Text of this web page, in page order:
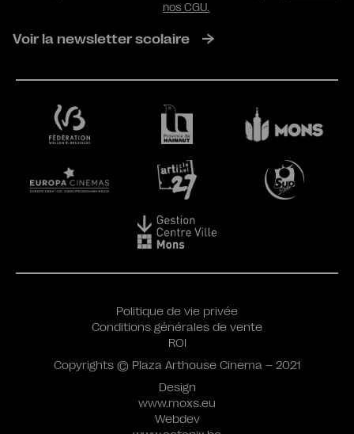
nos CGU.
Voir la newsletter scolaire
Design
www.moxs.eu
Webdev
Politique de vie privée
Conditions générales de vente
ROI
Copyrights © Plaza Arthouse Cinema – 2021